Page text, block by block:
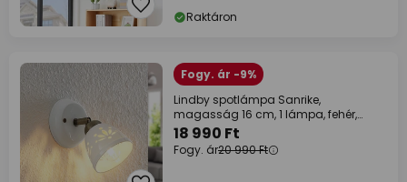
Raktáron
Fogy. ár -9%
Lindby spotlámpa Sanrike,
magasság 16 cm, 1 lámpa, fehér,
kerámia
18 990 Ft
Fogy. ár20 990 Ft